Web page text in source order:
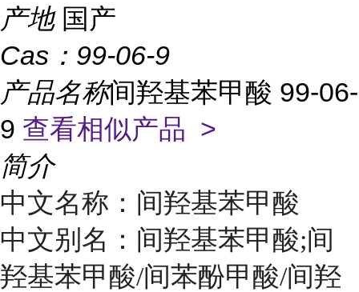
产地 国产
Cas： 99-06-9
产品名称间羟基苯甲酸 99-06-
9 查看相似产品 >
简介
中文名称：间羟基苯甲酸
中文别名：间羟基苯甲酸;间
羟基苯甲酸/间苯酚甲酸/间羟